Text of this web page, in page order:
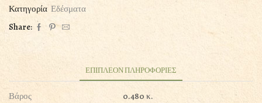
250ML
ποσότητα
Κατηγορία Εδέσματα
Share:
ΕΠΙΠΛΕΟΝ ΠΛΗΡΟΦΟΡΙΕΣ
Βάρος 0.480 κ.